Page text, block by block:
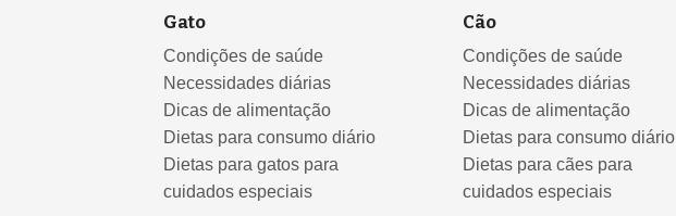
Gato
Condições de saúde
Necessidades diárias
Dicas de alimentação
Dietas para consumo diário
Dietas para gatos para
cuidados especiais
Cão
Condições de saúde
Necessidades diárias
Dicas de alimentação
Dietas para consumo diário
Dietas para cães para
cuidados especiais